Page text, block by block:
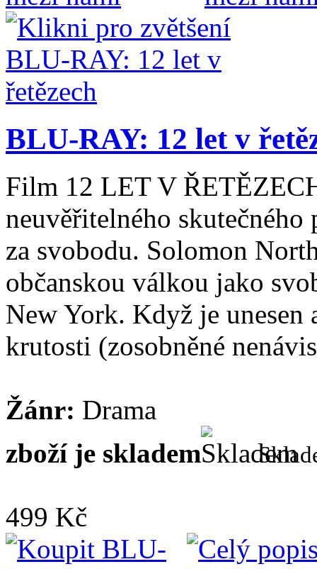
BLU-RAY: 12 let v
Film 12 LET V
neuvěřitelného
za svobodu. Solomon
občanskou válkou jako
New York. Když je
krutosti (zosobněné
Žánr: Drama
zboží je skladem
499 Kč